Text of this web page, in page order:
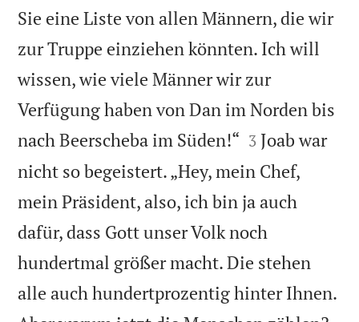
Sie eine Liste von allen Männern, die wir
zur Truppe einziehen könnten. Ich will
wissen, wie viele Männer wir zur
Verfügung haben von Dan im Norden bis
nach Beerscheba im Süden!“ 

3 Joab war
nicht so begeistert. „Hey, mein Chef,
mein Präsident, also, ich bin ja auch
dafür, dass Gott unser Volk noch
hundertmal größer macht. Die stehen
alle auch hundertprozentig hinter Ihnen.